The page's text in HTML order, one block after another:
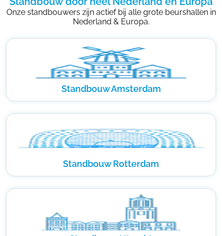
Onze standbouwers zijn actief bij alle grote beurshallen in
Nederland & Europa.
Standbouw Amsterdam
Standbouw Rotterdam